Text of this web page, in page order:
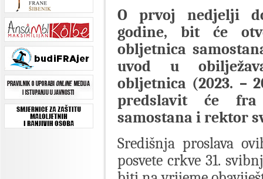
O prvoj nedjelji
godine, bit će
obljetnica
uvod u
obljetnica (2023. –
predslavit će fra
samostana i rektor
Središnja proslava
posvete crkve 31.